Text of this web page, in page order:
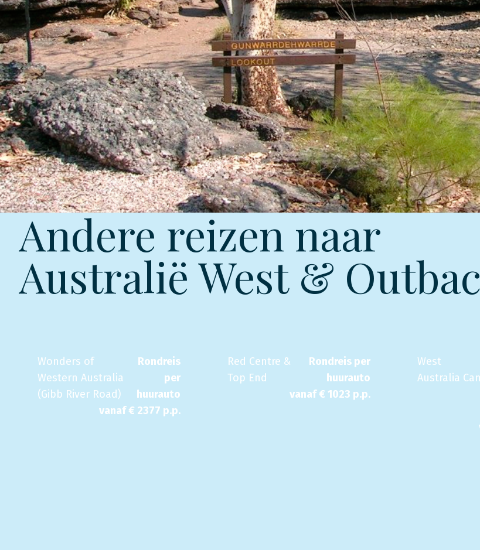
Andere reizen naar
Australië West &
Wonders of
Western Australia
(Gibb River Road)
Rondreis
per
huurauto
vanaf € 2377 p.p.
Red Centre &
Top End
Rondreis per
huurauto
vanaf € 1023 p.p.
West
Australia